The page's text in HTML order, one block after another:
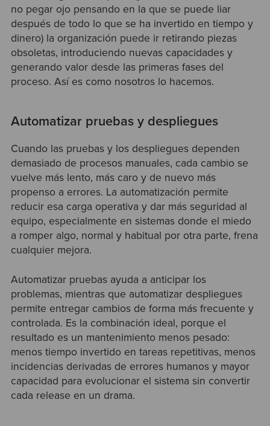
no pegar ojo pensando en la que se puede liar
después de todo lo que se ha invertido en tiempo y
dinero) la organización puede ir retirando piezas
obsoletas, introduciendo nuevas capacidades y
generando valor desde las primeras fases del
proceso. Así es como nosotros lo hacemos.
Automatizar pruebas y despliegues
Cuando las pruebas y los despliegues dependen
demasiado de procesos manuales, cada cambio se
vuelve más lento, más caro y de nuevo más
propenso a errores. La automatización permite
reducir esa carga operativa y dar más seguridad al
equipo, especialmente en sistemas donde el miedo
a romper algo, normal y habitual por otra parte, frena
cualquier mejora.
Automatizar pruebas ayuda a anticipar los
problemas, mientras que automatizar despliegues
permite entregar cambios de forma más frecuente y
controlada. Es la combinación ideal, porque el
resultado es un mantenimiento menos pesado:
menos tiempo invertido en tareas repetitivas, menos
incidencias derivadas de errores humanos y mayor
capacidad para evolucionar el sistema sin convertir
cada release en un drama.